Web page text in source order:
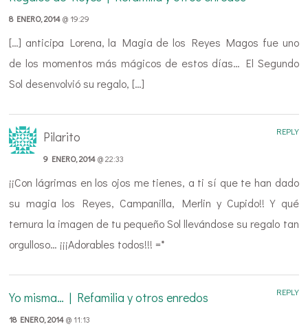
8 ENERO, 2014@ 19:29
[…] anticipa Lorena, la Magia de los Reyes Magos fue uno
de los momentos más mágicos de estos días… El Segundo
Sol desenvolvió su regalo, […]
Pilarito
9 ENERO, 2014@ 22:33
¡¡Con lágrimas en los ojos me tienes, a ti sí que te han dado
su magia los Reyes, Campanilla, Merlin y Cupido!! Y qué
ternura la imagen de tu pequeño Sol llevándose su regalo tan
orgulloso… ¡¡¡Adorables todos!!! =*
REPLY
Yo misma… | Refamilia y otros enredos
18 ENERO, 2014@ 11:13
REPLY